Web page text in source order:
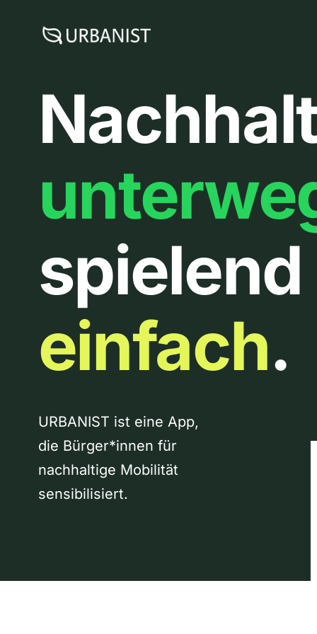
spielend
einfach.
URBANIST ist eine App,
die Bürger*innen für
nachhaltige Mobilität
sensibilisiert.